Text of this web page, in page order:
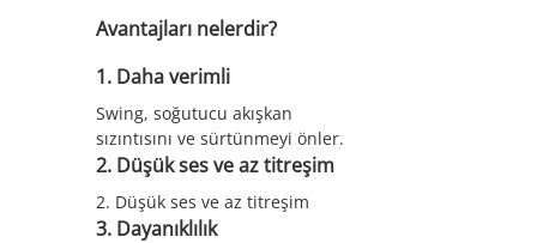
Avantajları nelerdir?
1. Daha verimli
Swing, soğutucu akışkan
sızıntısını ve sürtünmeyi önler.
2. Düşük ses ve az titreşim
2. Düşük ses ve az titreşim
3. Dayanıklılık